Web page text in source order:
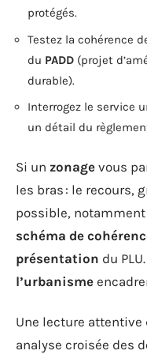
protégés.
Testez la cohérence
du PADD (projet
durable).
Interrogez le service
un détail du
Si un zonage vous
les bras : le recours,
possible,
schéma de
présentation du
l’urbanisme
Une lecture attentive
analyse croisée des